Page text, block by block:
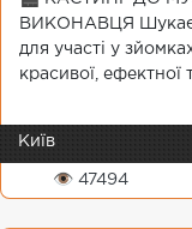
ВИКОНАВЦЯ
для участі у
красивої, ефектної
Київ
👁 47494